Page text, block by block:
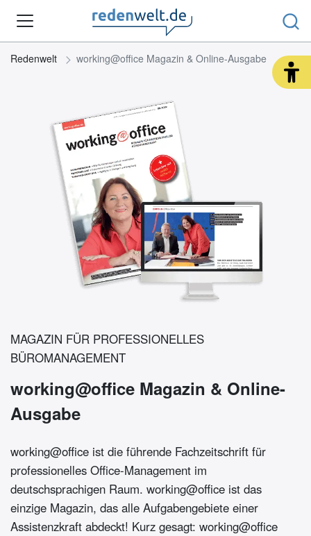
REDEARTEN & ANLÄSSE
REDENWELT REDAKTION
SHOP SUCHE
Redenwelt working@office Magazin & Online-Ausgabe
MAGAZIN FÜR PROFESSIONELLES
BÜROMANAGEMENT
working@office Magazin & Online-
Ausgabe
working@office ist die führende Fachzeitschrift für
professionelles Office-Management im
deutschsprachigen Raum. working@office ist das
einzige Magazin, das alle Aufgabengebiete einer
Assistenzkraft abdeckt! Kurz gesagt: working@office